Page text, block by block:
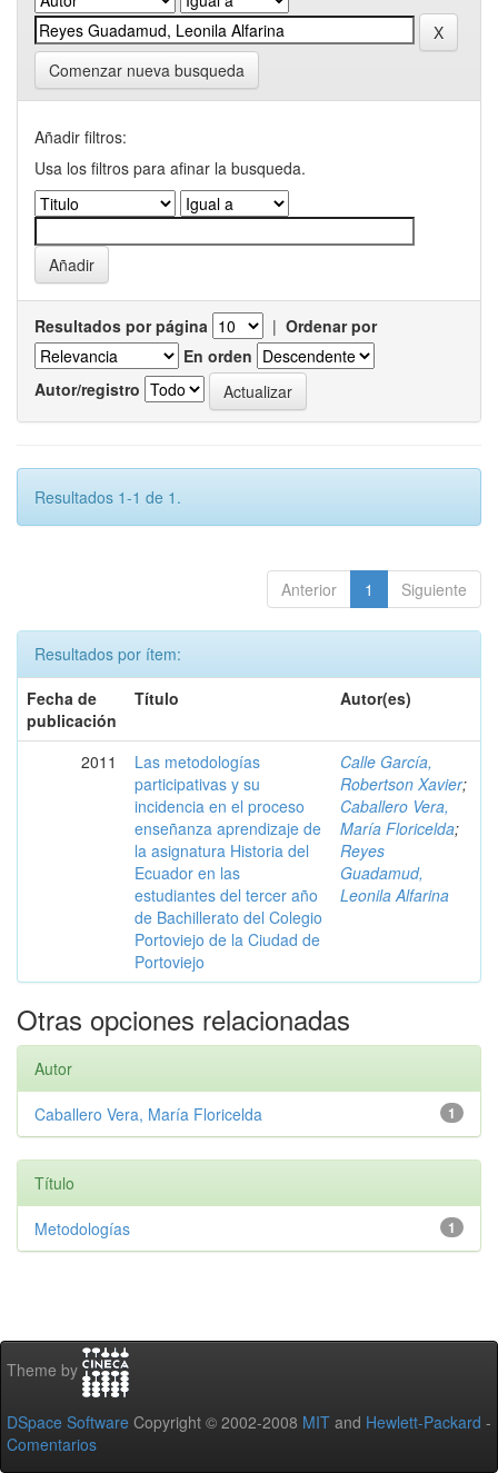
Comenzar nueva busqueda
Añadir filtros:
Usa los filtros para afinar la busqueda.
Resultados por página | Ordenar por
En orden
Autor/registro
Resultados 1-1 de 1.
Anterior 1 Siguiente
Resultados por ítem:
Fecha de
publicación
Título Autor(es)
2011
Las metodologías
participativas y su
incidencia en el proceso
enseñanza aprendizaje de
la asignatura Historia del
Ecuador en las
estudiantes del tercer año
de Bachillerato del Colegio
Portoviejo de la Ciudad de
Portoviejo
Calle García,
Robertson Xavier;
Caballero Vera,
María Floricelda;
Reyes
Guadamud,
Leonila Alfarina
Otras opciones relacionadas
Autor
1
Caballero Vera, María Floricelda
Título
1
Metodologías
Theme by
DSpace Software Copyright © 2002-2008 MIT and Hewlett-Packard -
Comentarios